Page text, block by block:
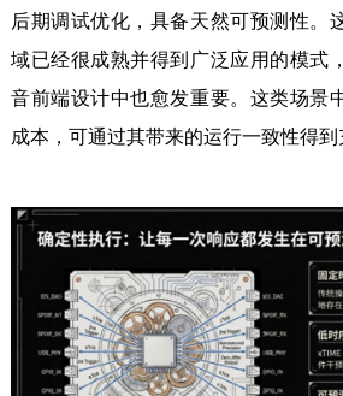
后期调试优化，具备天然可预测性。
域已经很成熟并得到广泛应用的模式
音前端设计中也愈发重要。这类场景
成本，可通过其带来的运行一致性得到